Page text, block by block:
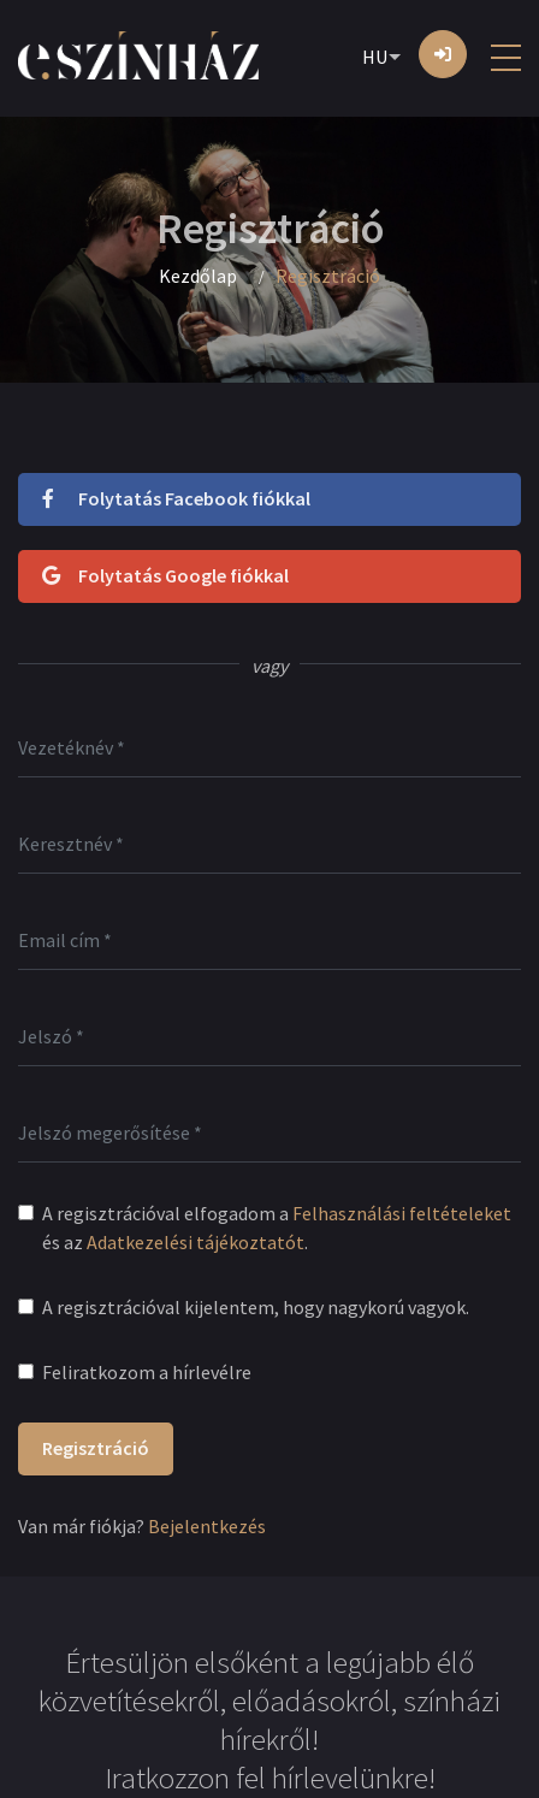
HU
Regisztráció
Kezdőlap Regisztráció
Folytatás Facebook fiókkal
Folytatás Google fiókkal
vagy
A regisztrációval elfogadom a Felhasználási feltételeket
és az Adatkezelési tájékoztatót.
A regisztrációval kijelentem, hogy nagykorú vagyok.
Feliratkozom a hírlevélre
Regisztráció
Van már fiókja? Bejelentkezés
Értesüljön elsőként a legújabb élő
közvetítésekről, előadásokról, színházi
hírekről!
Iratkozzon fel hírlevelünkre!